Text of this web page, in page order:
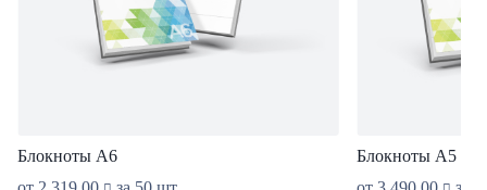
Блокноты А6
Блокноты А5